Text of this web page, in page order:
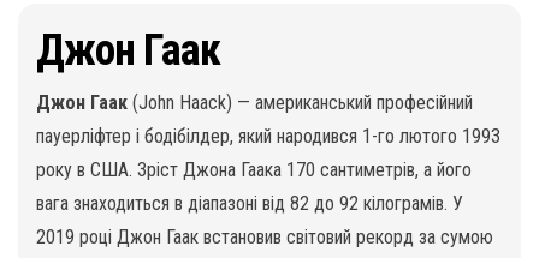
Джон Гаак
Джон Гаак (John Haack) — американський професійний
пауерліфтер і бодібілдер, який народився 1-го лютого 1993
року в США. Зріст Джона Гаака 170 сантиметрів, а його
вага знаходиться в діапазоні від 82 до 92 кілограмів. У
2019 році Джон Гаак встановив світовий рекорд за сумою